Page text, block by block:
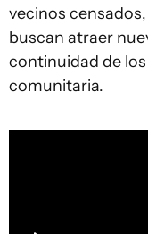
vecinos
buscan atraer
continuidad de los
comunitaria.